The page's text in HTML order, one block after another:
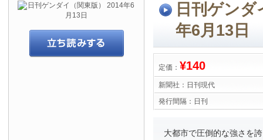
日刊ゲン
年6月13日
定価： ¥140
新聞社： 日刊現代
発行間隔： 日刊
大都市で圧倒的な強さを